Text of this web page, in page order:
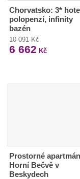
Chorvatsko: 3*
polopenzí, infinity
bazén
10 091 Kč
6 662 Kč
Prostorné
Horní Bečvě v
Beskydech